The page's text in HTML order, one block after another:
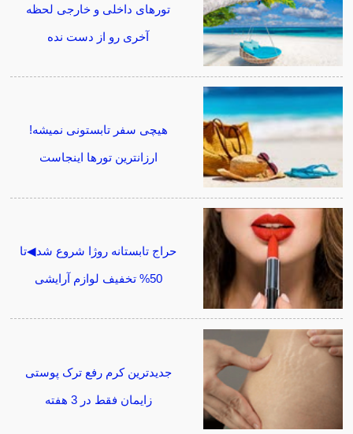
تورهای داخلی و خارجی لحظه
آخری رو از دست نده
هیچی سفر تابستونی نمیشه!
ارزانترین تورها اینجاست
حراج تابستانه روژا شروع شد◀تا
50% تخفیف لوازم آرایشی
جدیدترین کرم رفع ترک پوستی
زایمان فقط در 3 هفته